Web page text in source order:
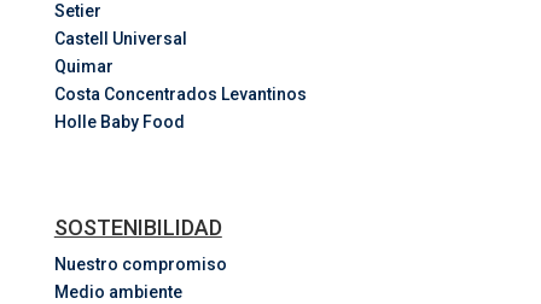
Setier
Castell Universal
Quimar
Costa Concentrados Levantinos
Holle Baby Food
SOSTENIBILIDAD
Nuestro compromiso
Medio ambiente